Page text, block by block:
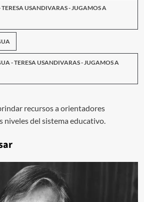
USANDIVARAS - JUGAMOS A
- TERESA USANDIVARAS - JUGAMOS A
recursos a orientadores
niveles del sistema educativo.